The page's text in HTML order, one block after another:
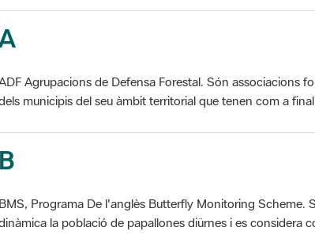
Agrupacions de Defensa Forestal. Són associacions
municipis del seu àmbit territorial que tenen com a
B
BMS, Programa De l'anglès Butterfly Monitoring Scheme.
la població de papallones diürnes i es considera